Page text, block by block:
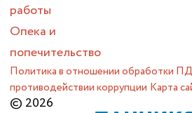
работы
Опека и
попечительство
Политика в отношении обработки
противодействии коррупции Карта
© 2026